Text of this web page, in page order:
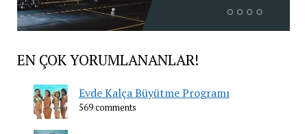
EN ÇOK YORUMLANANLAR!
Evde Kalça Büyütme Programı
569 comments